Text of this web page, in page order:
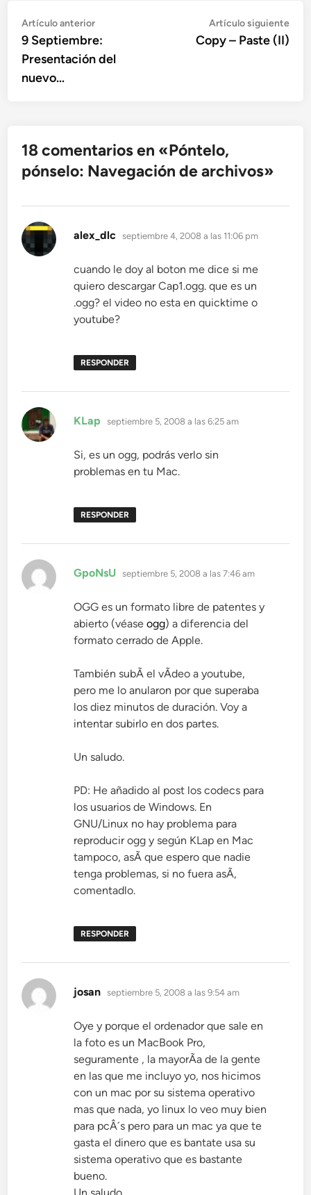
Navegación
de
entradas
Artículo anteriorArtículo
anterior:
9 Septiembre:
Presentación del
nuevo…
Artículo siguiente
Copy – Paste (II)
18 comentarios en «Póntelo,
pónselo: Navegación de archivos»
alex_dlc dice:
septiembre 4, 2008 a las 11:06 pm
cuando le doy al boton me dice si me
quiero descargar Cap1.ogg. que es un
.ogg? el video no esta en quicktime o
youtube?
RESPONDER
KLap dice:
septiembre 5, 2008 a las 6:25 am
Si, es un ogg, podrás verlo sin
problemas en tu Mac.
RESPONDER
GpoNsU dice:
septiembre 5, 2008 a las 7:46 am
OGG es un formato libre de patentes y
abierto (véaseogg) a diferencia del
formato cerrado de Apple.
También subÃ­ el vÃ­deo a youtube,
pero me lo anularon por que superaba
los diez minutos de duración. Voy a
intentar subirlo en dos partes.
Un saludo.
PD: He añadido al post los codecs para
los usuarios de Windows. En
GNU/Linux no hay problema para
reproducir ogg y según KLap en Mac
tampoco, asÃ­ que espero que nadie
tenga problemas, si no fuera asÃ­,
comentadlo.
RESPONDER
josan dice:
septiembre 5, 2008 a las 9:54 am
Oye y porque el ordenador que sale en
la foto es un MacBook Pro,
seguramente , la mayorÃ­a de la gente
en las que me incluyo yo, nos hicimos
con un mac por su sistema operativo
mas que nada, yo linux lo veo muy bien
para pcÂ´s pero para un mac ya que te
gasta el dinero que es bantate usa su
sistema operativo que es bastante
bueno.